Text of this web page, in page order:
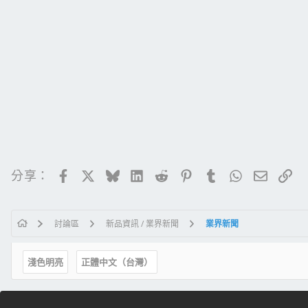
分享： FacebookBlueskyLinkedIn
RedditPinterestTumblrWhatsApp
電子郵
連
討論區 新品資訊 / 業界新聞 業界新聞
淺色明亮 正體中文（台灣）